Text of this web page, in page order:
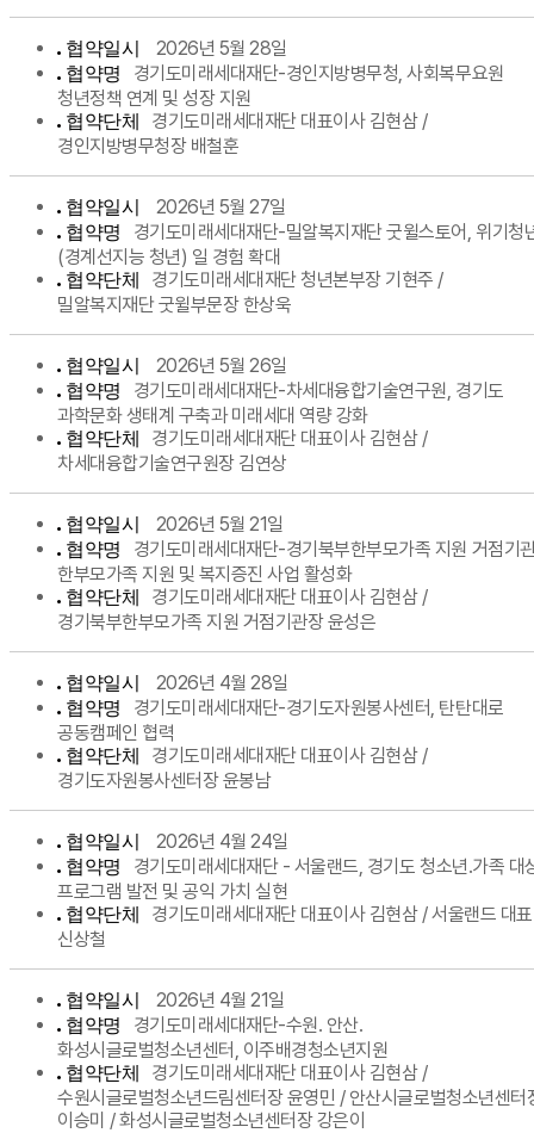
협약일시 2026년 5월 28일
협약명
경기도미래세대재단-경인지방병무청, 사회복무요원
청년정책 연계 및 성장 지원
협약단체
경기도미래세대재단 대표이사 김현삼 /
경인지방병무청장 배철훈
협약일시 2026년 5월 27일
협약명
경기도미래세대재단-밀알복지재단 굿윌스토어, 위기청
(경계선지능 청년) 일 경험 확대
협약단체
경기도미래세대재단 청년본부장 기현주 /
밀알복지재단 굿윌부문장 한상욱
협약일시 2026년 5월 26일
협약명
경기도미래세대재단-차세대융합기술연구원, 경기도
과학문화 생태계 구축과 미래세대 역량 강화
협약단체
경기도미래세대재단 대표이사 김현삼 /
차세대융합기술연구원장 김연상
협약일시 2026년 5월 21일
협약명
경기도미래세대재단-경기북부한부모가족 지원 거점기
한부모가족 지원 및 복지증진 사업 활성화
협약단체
경기도미래세대재단 대표이사 김현삼 /
경기북부한부모가족 지원 거점기관장 윤성은
협약일시 2026년 4월 28일
협약명
경기도미래세대재단-경기도자원봉사센터, 탄탄대로
공동캠페인 협력
협약단체
경기도미래세대재단 대표이사 김현삼 /
경기도자원봉사센터장 윤봉남
협약일시 2026년 4월 24일
협약명
경기도미래세대재단 - 서울랜드, 경기도 청소년․가족 대
프로그램 발전 및 공익 가치 실현
협약단체
경기도미래세대재단 대표이사 김현삼 / 서울랜드 대표
신상철
협약일시 2026년 4월 21일
협약명
경기도미래세대재단-수원. 안산.
화성시글로벌청소년센터, 이주배경청소년지원
협약단체
경기도미래세대재단 대표이사 김현삼 /
수원시글로벌청소년드림센터장 윤영민 / 안산시글로벌청소년센터
이승미 / 화성시글로벌청소년센터장 강은이